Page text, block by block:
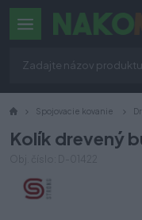
Spojovacie kovanie
Kolík drevený